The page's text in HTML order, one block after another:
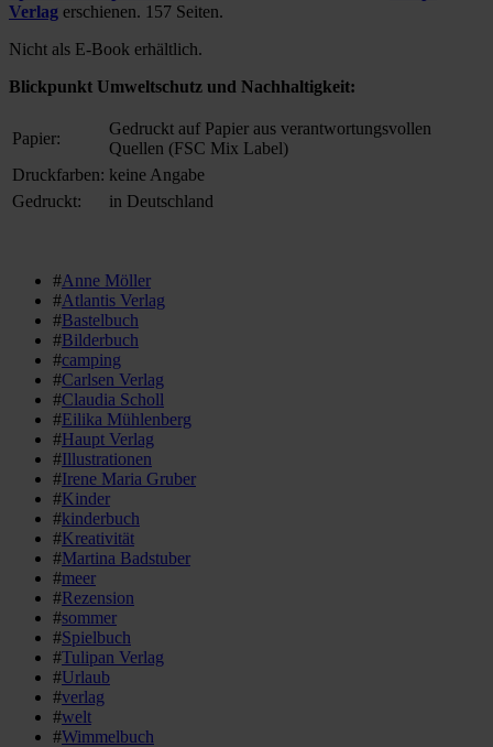
Verlag erschienen. 157 Seiten.
Nicht als E-Book erhältlich.
Blickpunkt Umweltschutz und Nachhaltigkeit:
Papier:
Gedruckt auf Papier aus verantwortungsvollen
Quellen (FSC Mix Label)
Druckfarben: keine Angabe
Gedruckt:
in Deutschland
#Anne Möller
#Atlantis Verlag
#Bastelbuch
#Bilderbuch
#camping
#Carlsen Verlag
#Claudia Scholl
#Eilika Mühlenberg
#Haupt Verlag
#Illustrationen
#Irene Maria Gruber
#Kinder
#kinderbuch
#Kreativität
#Martina Badstuber
#meer
#Rezension
#sommer
#Spielbuch
#Tulipan Verlag
#Urlaub
#verlag
#welt
#Wimmelbuch